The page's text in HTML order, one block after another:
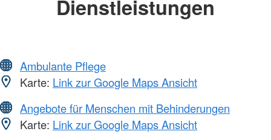
Dienstleistungen
Ambulante Pflege
Karte: Link zur Google Maps Ansicht
Angebote für Menschen mit Behinderungen
Karte: Link zur Google Maps Ansicht